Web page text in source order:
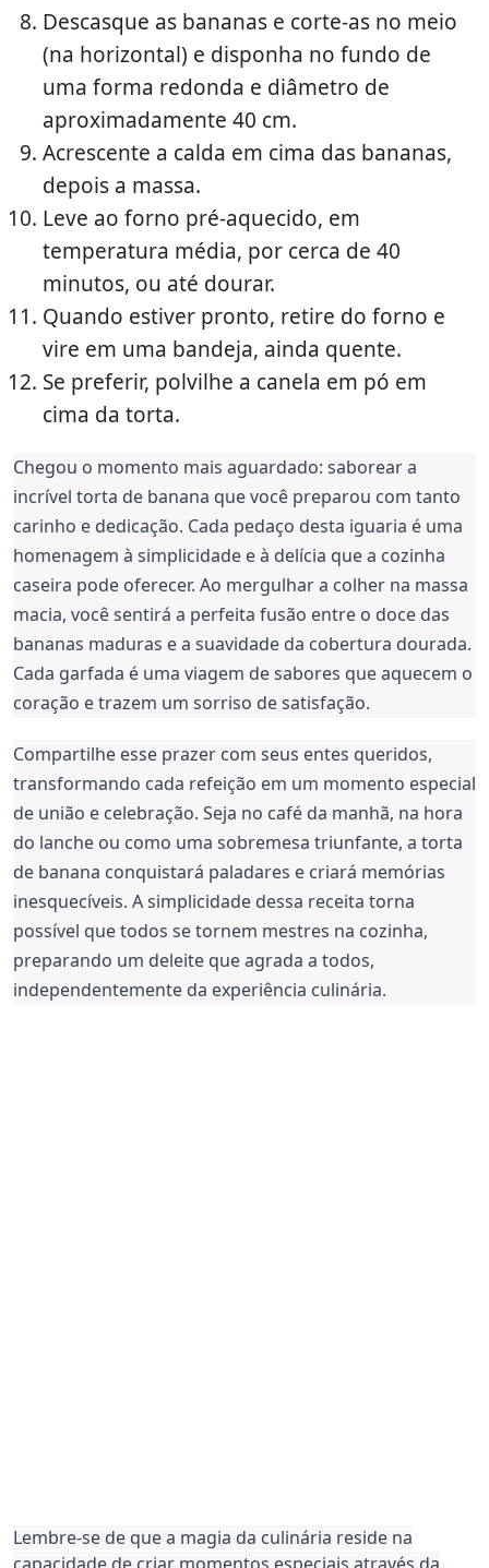
Descasque as bananas e corte-as no meio
(na horizontal) e disponha no fundo de
uma forma redonda e diâmetro de
aproximadamente 40 cm.
Acrescente a calda em cima das bananas,
depois a massa.
Leve ao forno pré-aquecido, em
temperatura média, por cerca de 40
minutos, ou até dourar.
Quando estiver pronto, retire do forno e
vire em uma bandeja, ainda quente.
Se preferir, polvilhe a canela em pó em
cima da torta.
Chegou o momento mais aguardado: saborear a
incrível torta de banana que você preparou com tanto
carinho e dedicação. Cada pedaço desta iguaria é uma
homenagem à simplicidade e à delícia que a cozinha
caseira pode oferecer. Ao mergulhar a colher na massa
macia, você sentirá a perfeita fusão entre o doce das
bananas maduras e a suavidade da cobertura dourada.
Cada garfada é uma viagem de sabores que aquecem o
coração e trazem um sorriso de satisfação.
Compartilhe esse prazer com seus entes queridos,
transformando cada refeição em um momento especial
de união e celebração. Seja no café da manhã, na hora
do lanche ou como uma sobremesa triunfante, a torta
de banana conquistará paladares e criará memórias
inesquecíveis. A simplicidade dessa receita torna
possível que todos se tornem mestres na cozinha,
preparando um deleite que agrada a todos,
independentemente da experiência culinária.
Lembre-se de que a magia da culinária reside na